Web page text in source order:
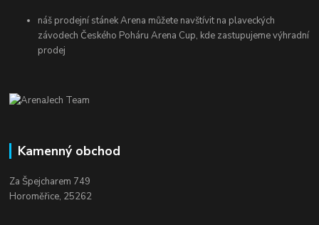
náš prodejní stánek Arena můžete navštívit na plaveckých
závodech Českého Poháru Arena Cup, kde zastupujeme výhradní
prodej
Kamenný obchod
Za Špejcharem 749
Horoměřice, 25262